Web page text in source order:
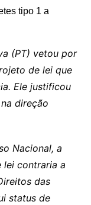
(PT) vetou por
de lei que
Ele justificou
direção
Nacional, a
lei contraria a
das
status de